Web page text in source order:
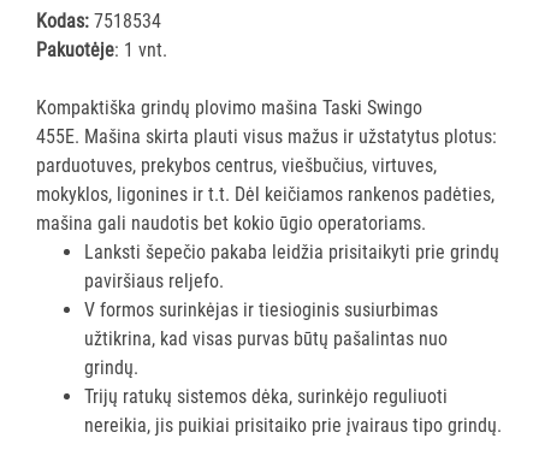
Visi
siurbliai
Šlapio
valymo
dulkių
siurbliai
Kilimų
plovimo
siurbliai
šveitimo
Kodas: 7518534
Pakuotėje: 1 vnt.
Kompaktiška grindų plovimo mašina Taski Swingo
455E. Mašina skirta plauti visus mažus ir užstatytus plotus:
parduotuves, prekybos centrus, viešbučius, virtuves,
mokyklos, ligonines ir t.t. Dėl keičiamos rankenos padėties,
mašina gali naudotis bet kokio ūgio operatoriams.
Lanksti šepečio pakaba leidžia prisitaikyti prie grindų
paviršiaus reljefo.
V formos surinkėjas ir tiesioginis susiurbimas
užtikrina, kad visas purvas būtų pašalintas nuo
grindų.
Trijų ratukų sistemos dėka, surinkėjo reguliuoti
nereikia, jis puikiai prisitaiko prie įvairaus tipo grindų.